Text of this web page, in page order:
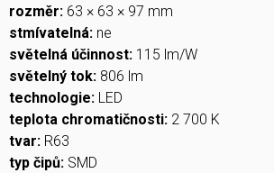
rozměr: 63 × 63 × 97 mm
stmívatelná: ne
světelná účinnost: 115 lm/W
světelný tok: 806 lm
technologie: LED
teplota chromatičnosti: 2 700 K
tvar: R63
typ čipů: SMD